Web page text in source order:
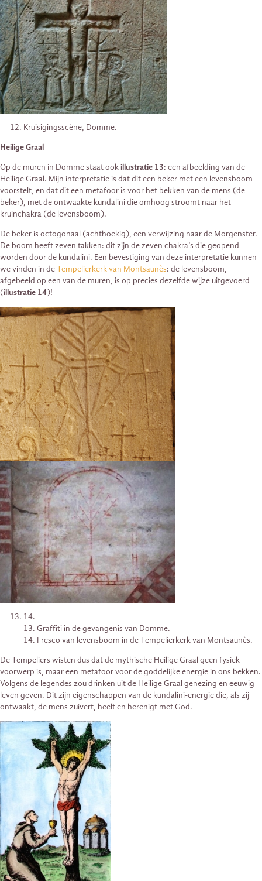
Kruisigingsscène, Domme.
Heilige Graal
Op de muren in Domme staat ookillustratie 13: een afbeelding van de
Heilige Graal. Mijn interpretatie is dat dit een beker met een levensboom
voorstelt, en dat dit een metafoor is voor het bekken van de mens (de
beker), met de ontwaakte kundalini die omhoog stroomt naar het
kruinchakra (de levensboom).
De beker is octogonaal (achthoekig), een verwijzing naar de Morgenster.
De boom heeft zeven takken: dit zijn de zeven chakra’s die geopend
worden door de kundalini. Een bevestiging van deze interpretatie kunnen
we vinden in deTempelierkerk van Montsaunès: de levensboom,
afgebeeld op een van de muren, is op precies dezelfde wijze uitgevoerd
(illustratie 14)!
14.
13. Graffiti in de gevangenis van Domme.
14. Fresco van levensboom in de Tempelierkerk van Montsaunès.
De Tempeliers wisten dus dat de mythische Heilige Graal geen fysiek
voorwerp is, maar een metafoor voor de goddelijke energie in ons bekken.
Volgens de legendes zou drinken uit de Heilige Graal genezing en eeuwig
leven geven. Dit zijn eigenschappen van de kundalini-energie die, als zij
ontwaakt, de mens zuivert, heelt en herenigt met God.